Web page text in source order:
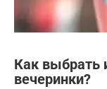
Как выбрать
вечеринки?